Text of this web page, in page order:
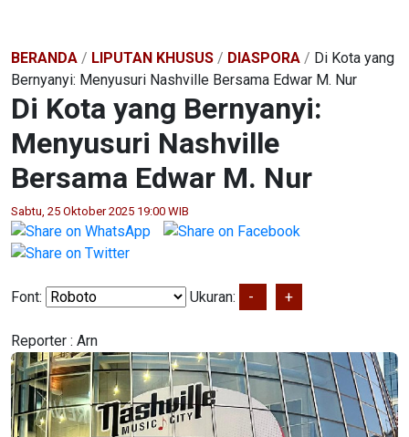
BERANDA / LIPUTAN KHUSUS / DIASPORA / Di Kota yang
Bernyanyi: Menyusuri Nashville Bersama Edwar M. Nur
Di Kota yang Bernyanyi:
Menyusuri Nashville
Bersama Edwar M. Nur
Sabtu, 25 Oktober 2025 19:00 WIB
Font: Ukuran: - +
Reporter : Arn